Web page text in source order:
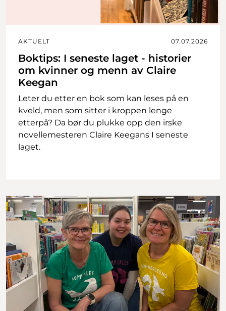
AKTUELT 07.07.2026
Boktips: I seneste laget - historier
om kvinner og menn av Claire
Keegan
Leter du etter en bok som kan leses på en
kveld, men som sitter i kroppen lenge
etterpå? Da bør du plukke opp den irske
novellemesteren Claire Keegans I seneste
laget.